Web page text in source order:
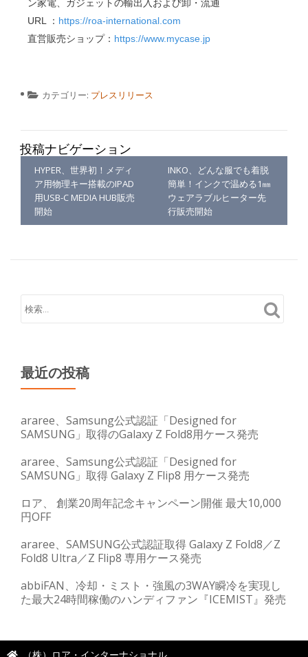
ン家電、ガジェットの輸出入および卸・流通
URL ： https://roa-international.com
直営販売ショップ： https://www.mycase.jp
カテゴリー: プレスリリース
投稿ナビゲーション
HYPER、世界初！メディ
ア用物理キー搭載のIPAD
用USB-C MEDIA HUB販売
開始
INKO、どんな服でも着脱
簡単！インクで温める1㎜
ウェアラブルヒーター先
行販売開始
最近の投稿
araree、Samsung公式認証「Designed for
SAMSUNG」取得のGalaxy Z Fold8用ケース発売
araree、Samsung公式認証「Designed for
SAMSUNG」取得 Galaxy Z Flip8 用ケース発売
ロア、 創業20周年記念キャンペーン開催 最大10,000
円OFF
araree、SAMSUNG公式認証取得 Galaxy Z Fold8／Z
Fold8 Ultra／Z Flip8 専用ケース発売
abbiFAN、冷却・ミスト・強風の3WAY瞬冷を実現し
た最大24時間稼働のハンディファン『ICEMIST』発売
（株）ロア・インターナショナル